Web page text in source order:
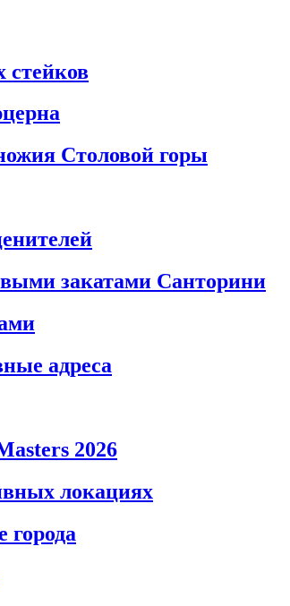
стейков
Столовой горы
закатами Санторини
адреса
2026
локациях
города